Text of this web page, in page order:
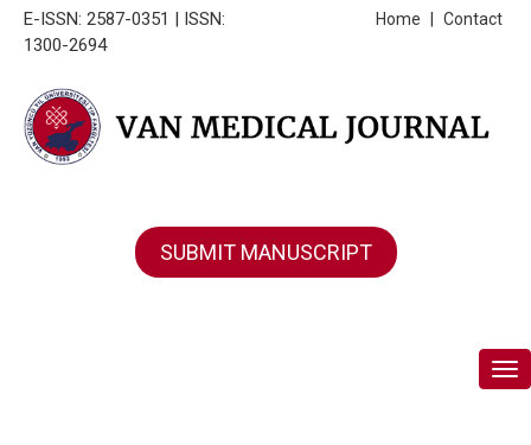
E-ISSN: 2587-0351 | ISSN:
1300-2694
Contact
Home
SUBMIT MANUSCRIPT